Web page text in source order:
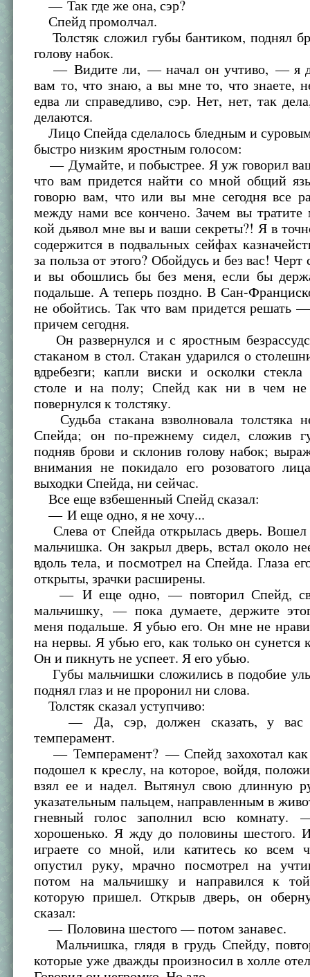
— Так где же она, сэр?
Спейд промолчал.
Толстяк сложил губы бантиком, поднял
голову набок.
— Видите ли, — начал он учтиво, — я
вам то, что знаю, а вы мне то, что знаете,
едва ли справедливо, сэр. Нет, нет, так
делаются.
Лицо Спейда сделалось бледным и
быстро низким яростным голосом:
— Думайте, и побыстрее. Я уж говорил
что вам придется найти со мной общий
говорю вам, что или вы мне сегодня все
между нами все кончено. Зачем вы
кой дьявол мне вы и ваши секреты?! Я в
содержится в подвальных сейфах
за польза от этого? Обойдусь и без вас!
и вы обошлись бы без меня, если бы
подальше. А теперь поздно. В Сан-
не обойтись. Так что вам придется
причем сегодня.
Он развернулся и с яростным
стаканом в стол. Стакан ударился о
вдребезги; капли виски и осколки стекла
столе и на полу; Спейд как ни в чем не
повернулся к толстяку.
Судьба стакана взволновала толстяка
Спейда; он по-прежнему сидел, сложив
подняв брови и склонив голову набок;
внимания не покидало его розоватого
выходки Спейда, ни сейчас.
Все еще взбешенный Спейд сказал:
— И еще одно, я не хочу...
Слева от Спейда открылась дверь.
мальчишка. Он закрыл дверь, встал около
вдоль тела, и посмотрел на Спейда. Глаза
открыты, зрачки расширены.
— И еще одно, — повторил Спейд,
мальчишку, — пока думаете, держите
меня подальше. Я убью его. Он мне не
на нервы. Я убью его, как только он сунется
Он и пикнуть не успеет. Я его убью.
Губы мальчишки сложились в подобие
поднял глаз и не проронил ни слова.
Толстяк сказал уступчиво:
— Да, сэр, должен сказать, у вас
темперамент.
— Темперамент? — Спейд захохотал
подошел к креслу, на которое, войдя,
взял ее и надел. Вытянул свою длинную
указательным пальцем, направленным в
гневный голос заполнил всю
хорошенько. Я жду до половины шестого.
играете со мной, или катитесь ко
опустил руку, мрачно посмотрел на
потом на мальчишку и направился к
которую пришел. Открыв дверь, он
сказал:
— Половина шестого — потом занавес.
Мальчишка, глядя в грудь Спейду,
которые уже дважды произносил в холле